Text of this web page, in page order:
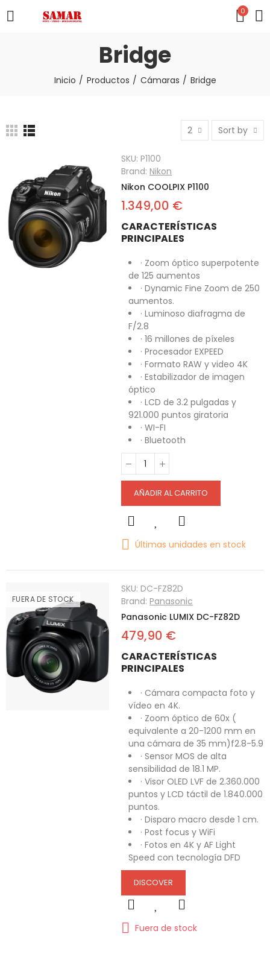
0
Bridge
Inicio Productos Cámaras Bridge
2 Sort by
SKU:P1100
Brand:Nikon
Nikon COOLPIX P1100
1.349,00 €
CARACTERÍSTICAS
PRINCIPALES
· Zoom óptico superpotente
de 125 aumentos
· Dynamic Fine Zoom de 250
aumentos.
· Luminoso diafragma de
F/2.8
· 16 millones de píxeles
· Procesador EXPEED
· Formato RAW y video 4K
· Estabilizador de imagen
óptico
· LCD de 3.2 pulgadas y
921.000 puntos giratoria
· WI-FI
· Bluetooth
AÑADIR AL CARRITO
Últimas unidades en stock
FUERA DE STOCK
SKU:DC-FZ82D
Brand:Panasonic
Panasonic LUMIX DC-FZ82D
479,90 €
CARACTERÍSTICAS
PRINCIPALES
· Cámara compacta foto y
vídeo en 4K.
· Zoom óptico de 60x (
equivalente a 20-1200 mm en
una cámara de 35 mm)f2.8-5.9
· Sensor MOS de alta
sensibilidad de 18.1 MP.
· Visor OLED LVF de 2.360.000
puntos y LCD táctil de 1.840.000
puntos.
· Disparo macro desde 1 cm.
· Post focus y WiFi
· Fotos en 4K y AF Light
Speed con tecnología DFD
DISCOVER
Fuera de stock